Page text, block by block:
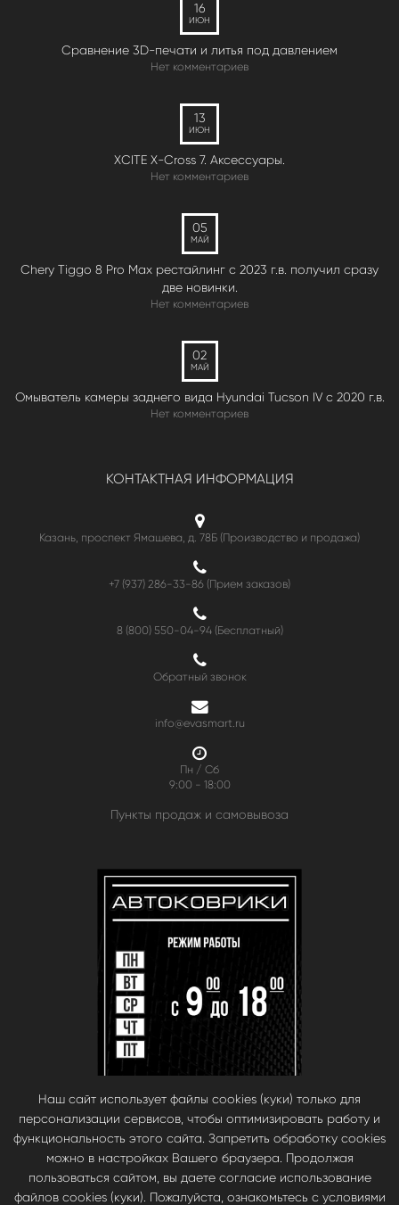
16
ИЮН
Сравнение 3D-печати и литья под давлением
Нет комментариев
13
ИЮН
XCITE X-Cross 7. Аксессуары.
Нет комментариев
05
МАЙ
Chery Tiggo 8 Pro Max рестайлинг с 2023 г.в. получил сразу
две новинки.
Нет комментариев
02
МАЙ
Омыватель камеры заднего вида Hyundai Tucson IV c 2020 г.в.
Нет комментариев
КОНТАКТНАЯ ИНФОРМАЦИЯ
Казань, проспект Ямашева, д. 78Б (Производство и продажа)
+7 (937) 286-33-86 (Прием заказов)
8 (800) 550-04-94(Бесплатный)
Обратный звонок
info@evasmart.ru
Пн / Сб
9:00 - 18:00
Пункты продаж и самовывоза
Наш сайт использует файлы cookies (куки) только для
персонализации сервисов, чтобы оптимизировать работу и
функциональность этого сайта. Запретить обработку cookies
можно в настройках Вашего браузера. Продолжая
пользоваться сайтом, вы даете согласие использование
файлов cookies (куки). Пожалуйста, ознакомьтесь с условиями